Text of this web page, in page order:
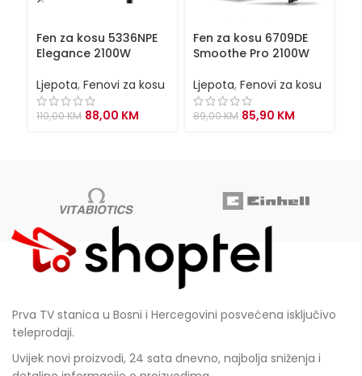
Fen za kosu 5336NPE
Elegance 2100W
Ljepota, Fenovi za kosu
110,00KM Original
88,00 KM
Fen za kosu 6709DE
Smoothe Pro 2100W
Ljepota, Fenovi za kosu
89,00KM Original
85,90 KM
Prva TV stanica u Bosni i Hercegovini posvećena isključivo
teleprodaji.
Uvijek novi proizvodi, 24 sata dnevno, najbolja sniženja i